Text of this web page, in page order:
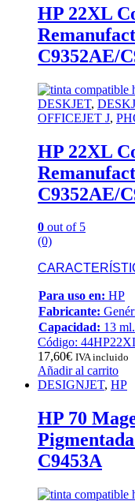
HP 22XL
C9352AE/
DESKJET,
OFFICEJET J,
HP 22XL
C9352AE/
0 out of 5
(0)
Para uso en: HP
Fabricante:
Capacidad: 13 ml.
Código:
17,60€ IVA incluido
Añadir al carrito
DESIGNJET, HP
HP 70
C9453A